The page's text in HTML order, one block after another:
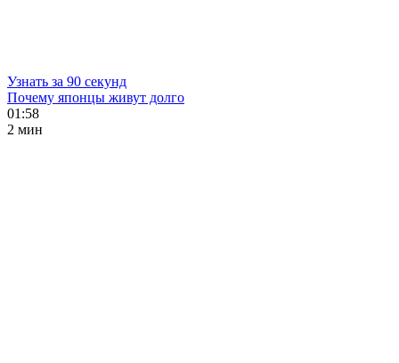
Узнать за 90 секунд
Почему японцы живут долго
01:58
2 мин